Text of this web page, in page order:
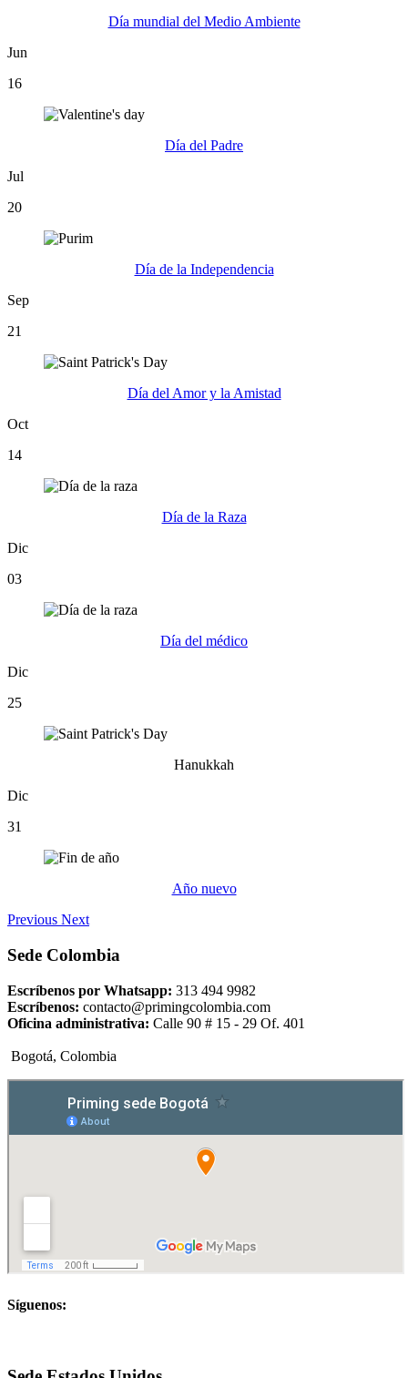
Día mundial del Medio Ambiente
Jun
16
Día del Padre
Jul
20
Día de la Independencia
Sep
21
Día del Amor y la Amistad
Oct
14
Día de la Raza
Dic
03
Día del médico
Dic
25
Hanukkah
Dic
31
Año nuevo
Previous Next
Sede Colombia
Escríbenos por Whatsapp: 313 494 9982
Escríbenos: contacto@primingcolombia.com
Oficina administrativa: Calle 90 # 15 - 29 Of. 401
Bogotá, Colombia
Síguenos: